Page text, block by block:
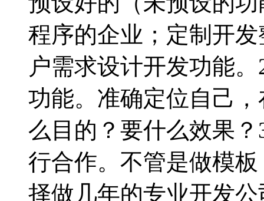
程序的企业；定制开
户需求设计开发功能
功能。准确定位自己
么目的？要什么效果
行合作。不管是做模
择做几年的专业开发